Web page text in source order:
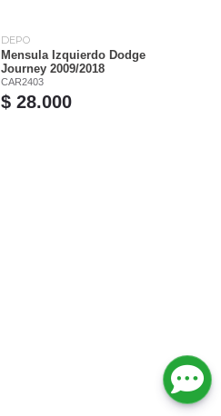
DEPO
Mensula Izquierdo Dodge
Journey 2009/2018
CAR2403
$ 28.000